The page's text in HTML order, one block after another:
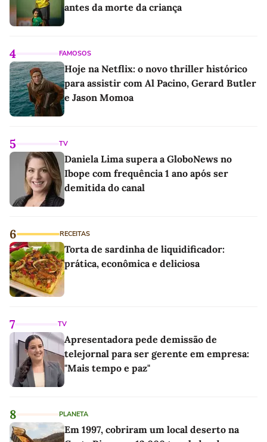
antes da morte da criança
4 FAMOSOS
Hoje na Netflix: o novo thriller histórico
para assistir com Al Pacino, Gerard Butler
e Jason Momoa
5 TV
Daniela Lima supera a GloboNews no
Ibope com frequência 1 ano após ser
demitida do canal
6 RECEITAS
Torta de sardinha de liquidificador:
prática, econômica e deliciosa
7 TV
Apresentadora pede demissão de
telejornal para ser gerente em empresa:
"Mais tempo e paz"
8 PLANETA
Em 1997, cobriram um local deserto na